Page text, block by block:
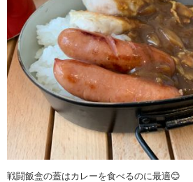
戦闘飯盒の蓋はカレーを食べるのに最適😊